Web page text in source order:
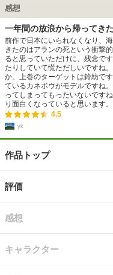
感想
一年間の放浪から帰ってき
前作で日本にいられなくなり、
きたのはアランの死という衝撃
ると思っていただけに、残念で
たりしていて慌ただしいですね
か。上巻のターゲットは鈴紡で
ているカネボウがモデルですね
ってしまってもったいないです
り面白くなっていると思います
4.5
yk
作品トップ
評価
感想
キャラクター